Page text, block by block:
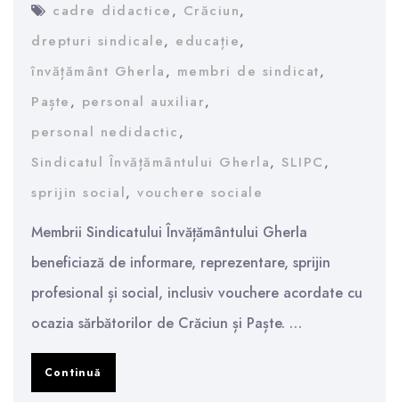
cadre didactice, Crăciun,
drepturi sindicale, educație,
învățământ Gherla, membri de sindicat,
Paște, personal auxiliar,
personal nedidactic,
Sindicatul Învățământului Gherla, SLIPC,
sprijin social, vouchere sociale
Membrii Sindicatului Învățământului Gherla
beneficiază de informare, reprezentare, sprijin
profesional și social, inclusiv vouchere acordate cu
ocazia sărbătorilor de Crăciun și Paște. …
Continuă